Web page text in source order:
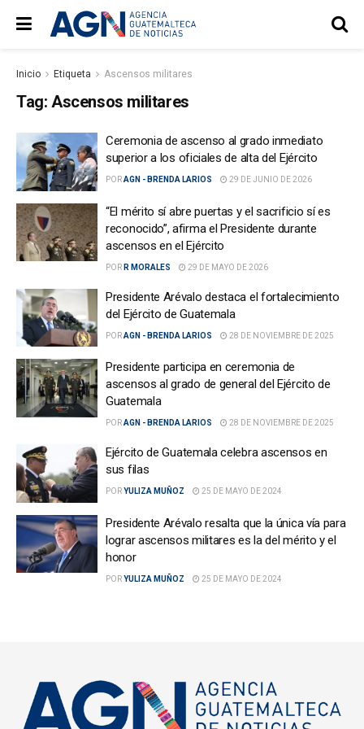
Inicio Etiqueta Ascensos militares
Tag: Ascensos militares
Ceremonia de ascenso al grado inmediato
superior a los oficiales de alta del Ejército
PORAGN - BRENDA LARIOS 29 DE JUNIO DE 2026
“El mérito sí abre puertas y el sacrificio sí es
reconocido”, afirma el Presidente durante
ascensos en el Ejército
POR R MORALES 29 DE MAYO DE 2026
Presidente Arévalo destaca el fortalecimiento
del Ejército de Guatemala
PORAGN - BRENDA LARIOS 28 DE NOVIEMBRE DE 2025
Presidente participa en ceremonia de
ascensos al grado de general del Ejército de
Guatemala
PORAGN - BRENDA LARIOS 28 DE NOVIEMBRE DE 2025
Ejército de Guatemala celebra ascensos en
sus filas
PORYULIZA MUÑOZ 25 DE MAYO DE 2024
Presidente Arévalo resalta que la única vía para
lograr ascensos militares es la del mérito y el
honor
PORYULIZA MUÑOZ 25 DE MAYO DE 2024